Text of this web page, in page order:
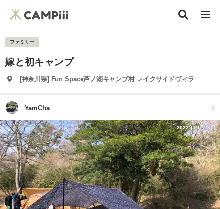
ファミリー
嫁と初キャンプ
[神奈川県] Fun Space芦ノ湖キャンプ村 レイクサイドヴィラ
YamCha
2022年10月23日